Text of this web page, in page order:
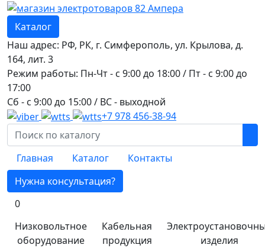
Каталог
Наш адрес: РФ, РК, г. Симферополь, ул. Крылова, д.
164, лит. 3
Режим работы: Пн-Чт - с 9:00 до 18:00 / Пт - с 9:00 до
17:00
Сб - с 9:00 до 15:00 / ВС - выходной
+7 978 456-38-94
Главная Каталог
Контакты
Нужна консультация?
0
Низковольтное
оборудование
Кабельная
продукция
изделия